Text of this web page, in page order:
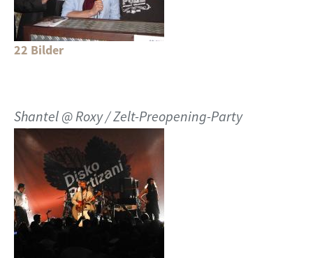
22 Bilder
Shantel @ Roxy / Zelt-Preopening-Party